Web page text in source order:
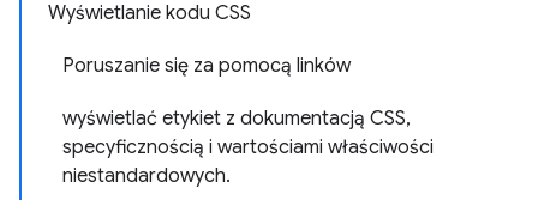
Wyświetlanie kodu CSS
Poruszanie się za pomocą linków
wyświetlać etykiet z dokumentacją CSS,
specyficznością i wartościami właściwości
niestandardowych.